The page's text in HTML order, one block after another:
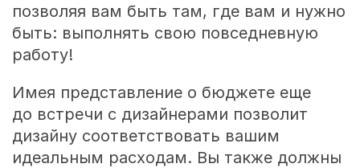
позволяя вам быть там, где вам и нужно
быть: выполнять свою повседневную
работу!
Имея представление о бюджете еще
до встречи с дизайнерами позволит
дизайну соответствовать вашим
идеальным расходам. Вы также должны